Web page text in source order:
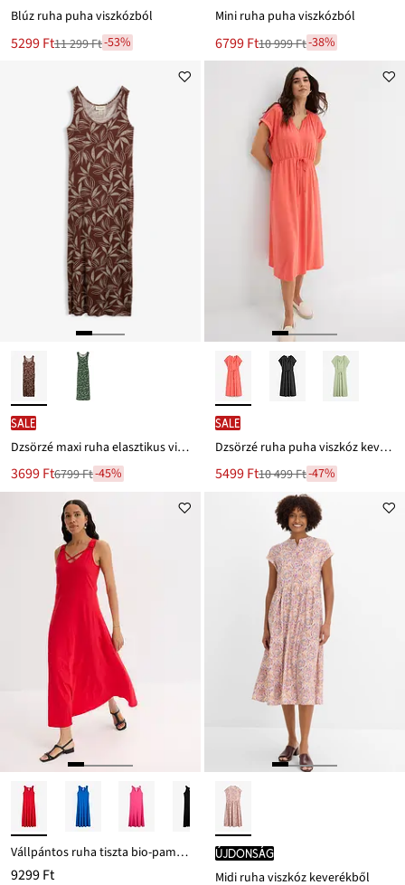
Blúz ruha puha viszkózból
Új
5299 Ft
Leárazva11 299 Ft-53%
Mini ruha puha viszkózból
Új
ár
6799 Ft
Leárazva10 999 Ft-38%
SALE
Dzsörzé maxi ruha elasztikus viszkóz keverékből
Új
ár
3699 Ft
Leárazva6799 Ft-45%
SALE
Dzsörzé ruha puha viszkóz keverékből
Új
5499 Ft
Leárazva10 499 Ft-47%
Vállpántos ruha tiszta bio-pamutból
9299 Ft
újdonság
Midi ruha viszkóz keverékből